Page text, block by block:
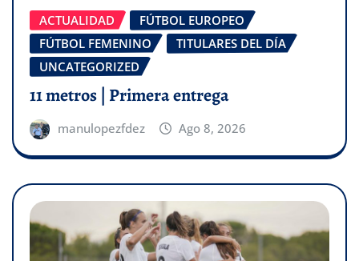
ACTUALIDAD
FÚTBOL EUROPEO
FÚTBOL FEMENINO
TITULARES DEL DÍA
UNCATEGORIZED
11 metros | Primera entrega
manulopezfdez Ago 8, 2026